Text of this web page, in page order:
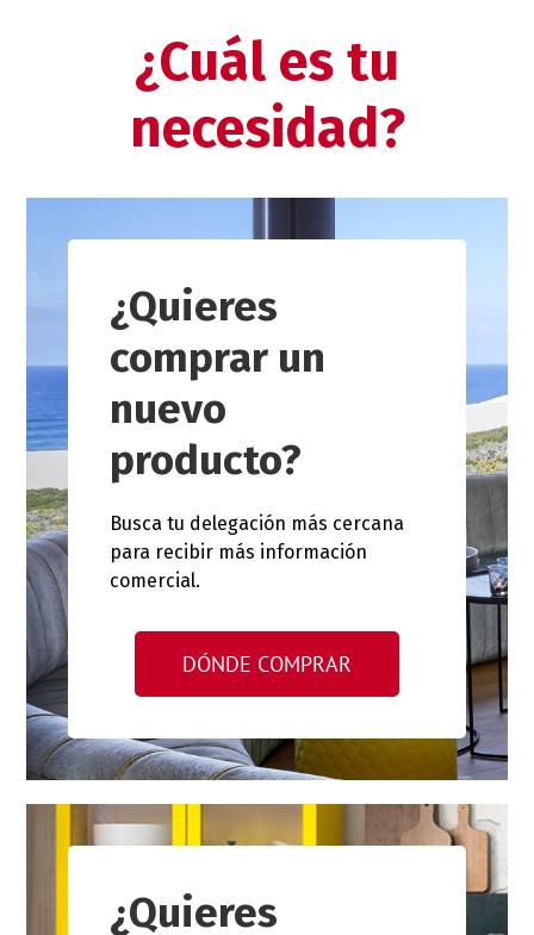
¿Cuál es tu
necesidad?
¿Quieres
comprar un
nuevo
producto?
Busca tu delegación más cercana
para recibir más información
comercial.
DÓNDE COMPRAR
¿Quieres